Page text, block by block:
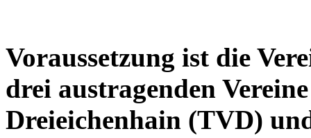
Voraussetzung ist die
drei austragenden
Dreieichenhain (TVD)